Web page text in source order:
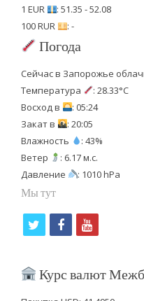
1 EUR
: 51.35 - 52.08
100 RUR
: -
Погода
Сейчас в Запорожье
Температура
: 28.33°C
Восход в
: 05:24
Закат в
: 20:05
Влажность
: 43%
Ветер
: 6.17 м.с.
Давление
: 1010 hPa
Мы тут
i
f
y
Курс валют